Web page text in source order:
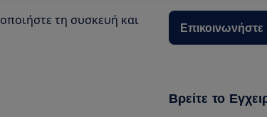
τη συσκευή και
Επικοινωνήστε
Βρείτε το